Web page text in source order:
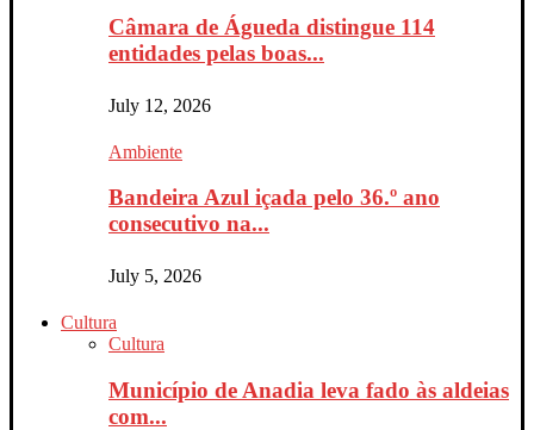
Câmara de Águeda distingue 114
entidades pelas boas...
July 12, 2026
Ambiente
Bandeira Azul içada pelo 36.º ano
consecutivo na...
July 5, 2026
Cultura
Cultura
Município de Anadia leva fado às aldeias
com...